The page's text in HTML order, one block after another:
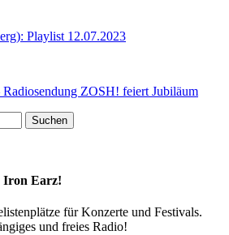
Playlist 12.07.2023
Radiosendung ZOSH! feiert Jubiläum
Iron Earz!
für Konzerte und Festivals.
und freies Radio!